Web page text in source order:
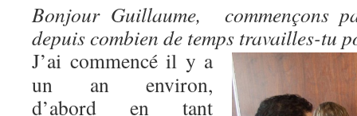
Bonjour Guillaume, commençons
depuis combien de temps travailles-tu
J’ai commencé il y a
un an environ,
d’abord en tant